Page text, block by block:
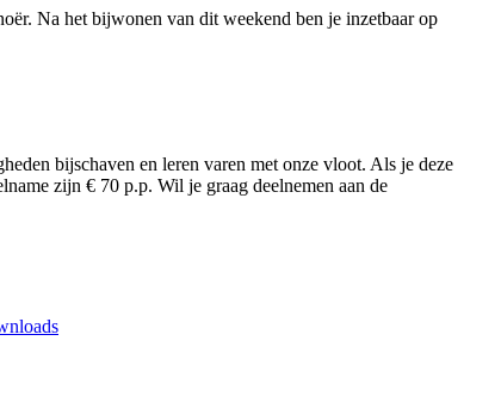
Na het bijwonen van dit weekend ben je inzetbaar op
bijschaven en leren varen met onze vloot. Als je deze
zijn € 70 p.p. Wil je graag deelnemen aan de